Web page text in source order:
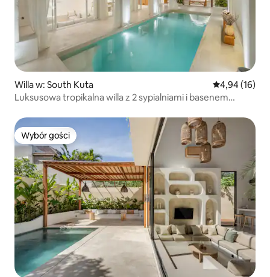
Willa w: South Kuta Średnia
4,94 (16)
Luksusowa tropikalna willa z 2 sypialniami i basenem
Wybór gości
Wybór gości